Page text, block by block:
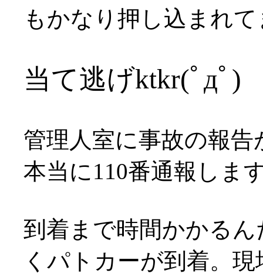
もかなり押し込まれ
当て逃げktkr(ﾟдﾟ)
管理人室に事故の報
本当に110番通報しま
到着まで時間かかる
くパトカーが到着。